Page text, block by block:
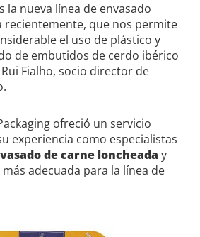
la nueva línea de envasado
recientemente, que nos permite
el uso de plástico y
de embutidos de cerdo ibérico
Fialho, socio director de
ofreció un servicio
experiencia como especialistas
de carne loncheada y
adecuada para la línea de